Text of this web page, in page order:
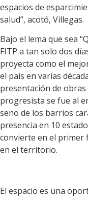
espacios de
salud”, acotó, Villegas.
Bajo el lema que sea
FITP a tan solo dos
proyecta como el
el país en varias
presentación de obras
progresista se fue al
seno de los barrios
presencia en 10
convierte en el primer
en el territorio.
El espacio es una